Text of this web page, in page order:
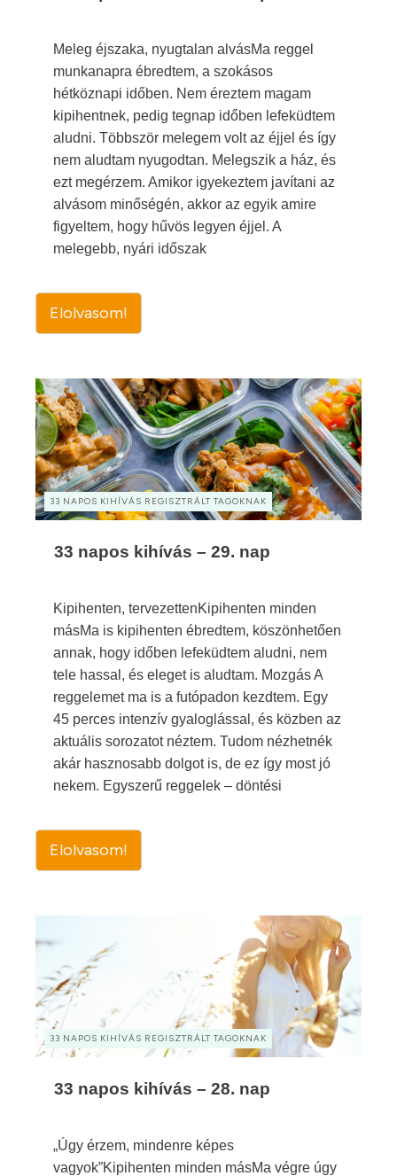
Meleg éjszaka, nyugtalan alvásMa reggel
munkanapra ébredtem, a szokásos
hétköznapi időben. Nem éreztem magam
kipihentnek, pedig tegnap időben lefeküdtem
aludni. Többször melegem volt az éjjel és így
nem aludtam nyugodtan. Melegszik a ház, és
ezt megérzem. Amikor igyekeztem javítani az
alvásom minőségén, akkor az egyik amire
figyeltem, hogy hűvös legyen éjjel. A
melegebb, nyári időszak
Elolvasom!
33 NAPOS KIHÍVÁS REGISZTRÁLT TAGOKNAK
33 napos kihívás – 29. nap
Kipihenten, tervezettenKipihenten minden
másMa is kipihenten ébredtem, köszönhetően
annak, hogy időben lefeküdtem aludni, nem
tele hassal, és eleget is aludtam. Mozgás A
reggelemet ma is a futópadon kezdtem. Egy
45 perces intenzív gyaloglással, és közben az
aktuális sorozatot néztem. Tudom nézhetnék
akár hasznosabb dolgot is, de ez így most jó
nekem. Egyszerű reggelek – döntési
Elolvasom!
33 NAPOS KIHÍVÁS REGISZTRÁLT TAGOKNAK
33 napos kihívás – 28. nap
„Úgy érzem, mindenre képes
vagyok”Kipihenten minden másMa végre úgy